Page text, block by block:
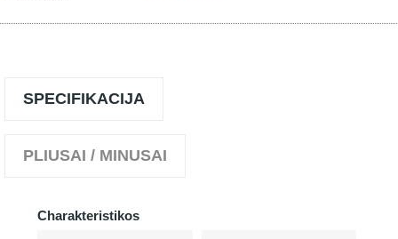
SPECIFIKACIJA
PLIUSAI / MINUSAI
Charakteristikos